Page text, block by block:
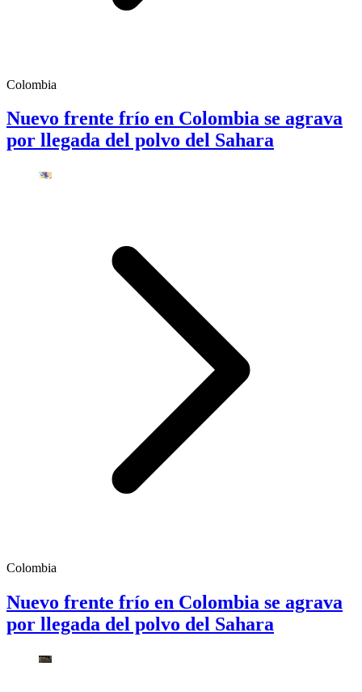
Colombia
Nuevo frente frío en Colombia se agrava
por llegada del polvo del Sahara
Colombia
Nuevo frente frío en Colombia se agrava
por llegada del polvo del Sahara